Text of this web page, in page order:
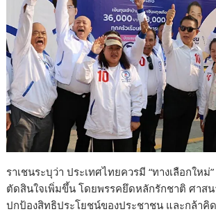
ราเชนระบุว่า ประเทศไทยควรมี “ทางเลือกให
ตัดสินใจเพิ่มขึ้น โดยพรรคยึดหลักรักชาติ ศาส
ปกป้องสิทธิประโยชน์ของประชาชน และกล้าคิ